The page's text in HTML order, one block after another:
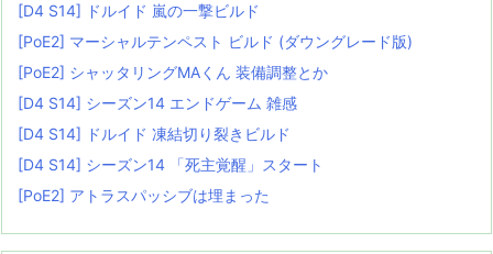
[D4 S14] ドルイド 嵐の一撃ビルド
[PoE2] マーシャルテンペスト ビルド (ダウングレード版)
[PoE2] シャッタリングMAくん 装備調整とか
[D4 S14] シーズン14 エンドゲーム 雑感
[D4 S14] ドルイド 凍結切り裂きビルド
[D4 S14] シーズン14 「死主覚醒」スタート
[PoE2] アトラスパッシブは埋まった